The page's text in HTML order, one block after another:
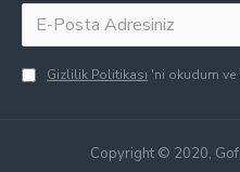
Gizlilik Politikası 'ni okudum
Copyright © 2020,